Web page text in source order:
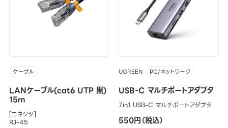
ケーブル
LANケーブル(cat6 UTP 黒)
15m
[コネクタ]
RJ-45
UGREEN PC/ネットワーク
USB-C マルチポートアダプタ
7in1 USB-C マルチポートアダプタ
550円（税込）